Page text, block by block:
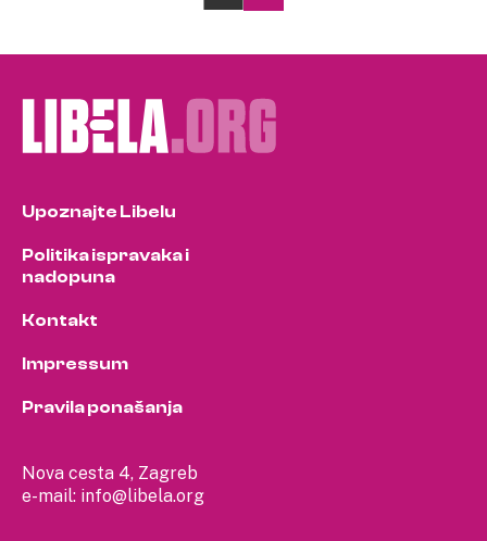
pagination
Nova cesta 4, Zagreb
e-mail: info@libela.org
Upoznajte Libelu
Politika ispravaka i
nadopuna
Kontakt
Impressum
Pravila ponašanja